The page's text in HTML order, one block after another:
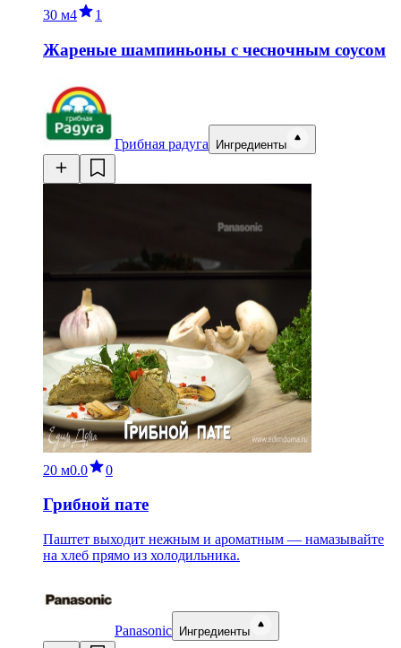
30 м4 1
Жареные шампиньоны с чесночным соусом
Грибная радуга Ингредиенты
20 м0.0 0
Грибной пате
Паштет выходит нежным и ароматным — намазывайте
на хлеб прямо из холодильника.
Panasonic Ингредиенты